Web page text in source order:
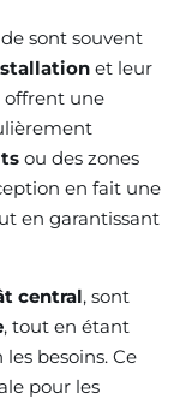
sont souvent
et leur
offrent une
ou des zones
en fait une
en garantissant
central, sont
, tout en étant
besoins. Ce
pour les